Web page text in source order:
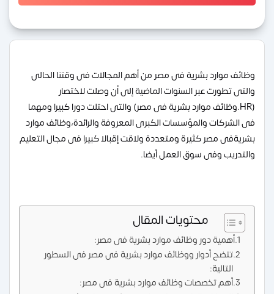
وظائف موارد بشرية فى مصر من أهم المجالات فى وقتنا الحالى
والتى تطورت عبر السنوات الماضية إلى أن وصلت لاختصار
(HR.وظائف موارد بشرية فى مصر) والتى احتلت دورا كبيرا ومهما
فى الشركات والمؤسسات الكبرى المعروفة والرائدة،وظائف موارد
بشريةفى مصر كثيرة ومتعددة ولاقت إقبالا كبيرا فى مجال التعليم
والتدريب وفى سوق العمل أيضا.
محتويات المقال
أهمية دور وظائف موارد بشرية فى مصر:
تتضح أدوار ووظائف موارد بشرية فى مصر فى السطور
التالية:
أهم تخصصات وظائف موارد بشرية فى مصر: